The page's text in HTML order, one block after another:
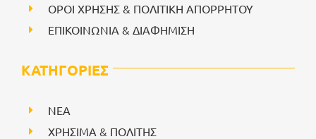
ΟΡΟΙ ΧΡΗΣΗΣ & ΠΟΛΙΤΙΚΗ ΑΠΟΡΡΗΤΟΥ
ΕΠΙΚΟΙΝΩΝΙΑ & ΔΙΑΦΗΜΙΣΗ
ΚΑΤΗΓΟΡΙΕΣ
NEA
ΧΡΗΣΙΜΑ & ΠΟΛΙΤΗΣ